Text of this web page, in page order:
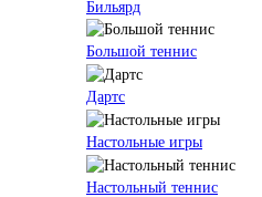
Бильярд
Большой теннис
Дартс
Настольные игры
Настольный теннис